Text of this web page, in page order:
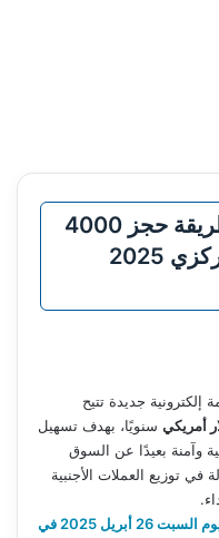
فرصة لكل المواطنين.. طريقة حجز 4000
دولار من مصرف ليبيا المركزي 2025
جديدة تتيح
سنويًا، بهدف تسهيل
وآمنة بعيدًا عن السوق
في توزيع العملات الأجنبية
تراجع ملحوظ.. سعر اليورو اليوم السبت 26 أبريل 2025 في